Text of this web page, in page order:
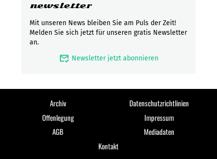
newsletter
Mit unseren News bleiben Sie am Puls der Zeit!
Melden Sie sich jetzt für unseren gratis Newsletter
an.
mark_email_read Newsletter jetzt abonnieren
Archiv
Datenschutzrichtlinien
Offenlegung
Impressum
AGB
Mediadaten
Kontakt